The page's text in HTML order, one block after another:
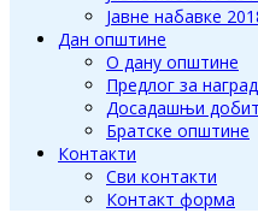
Јавне набавке
Дан општине
О дану општине
Предлог за
Досадашњи
Братске општине
Контакти
Сви контакти
Контакт форма